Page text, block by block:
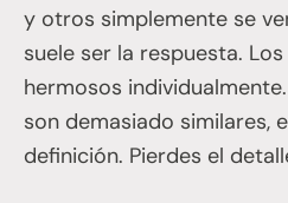
y otros simplemente se
suele ser la respuesta.
hermosos
son demasiado similares,
definición. Pierdes el